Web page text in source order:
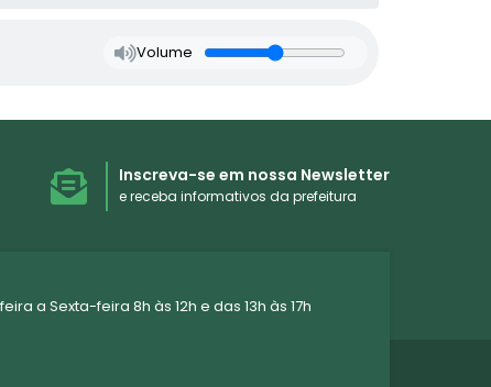
Volume
Inscreva-se em nossa Newsletter
e receba informativos da prefeitura
a Sexta-feira 8h às 12h e das 13h às 17h